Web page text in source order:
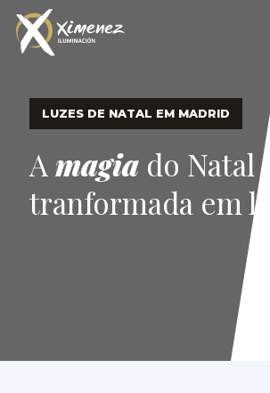
LUZES DE NATAL EM MADRID
Amagia do Natal
tranformada em luz